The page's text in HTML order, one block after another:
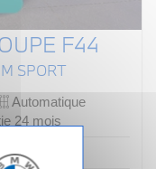
F44
SPORT
Automatique
24 mois